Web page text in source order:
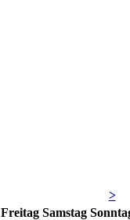
>
Freitag Samstag So